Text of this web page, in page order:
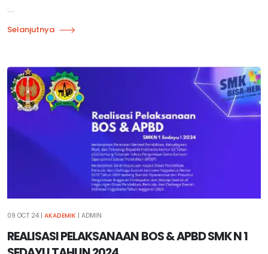
:...
Selanjutnya
09 OCT 24 | AKADEMIK | ADMIN
REALISASI PELAKSANAAN BOS & APBD SMK N 1